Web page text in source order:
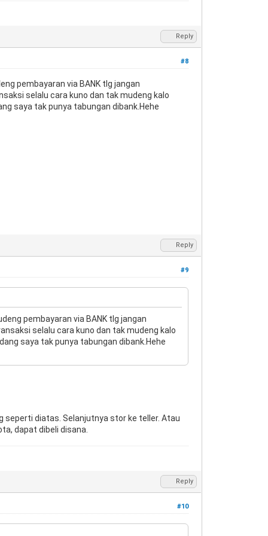
Reply
#8
pembayaran via BANK tlg jangan
selalu cara kuno dan tak mudeng kalo
saya tak punya tabungan dibank.Hehe
Reply
#9
pembayaran via BANK tlg jangan
selalu cara kuno dan tak mudeng kalo
saya tak punya tabungan dibank.Hehe
seperti diatas. Selanjutnya stor ke teller. Atau
dapat dibeli disana.
Reply
#10